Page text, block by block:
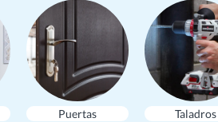
Puertas Taladros